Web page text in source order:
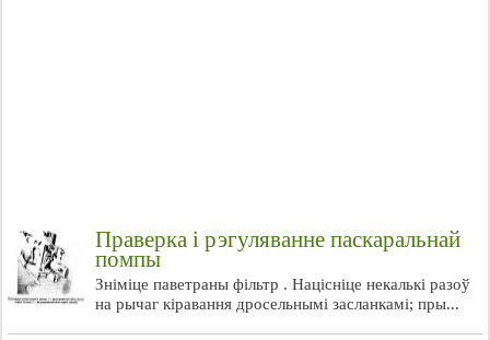
Праверка і рэгуляванне паскаральнай
помпы
Зніміце паветраны фільтр . Націсніце некалькі разоў
на рычаг кіравання дросельнымі засланкамі; пры...